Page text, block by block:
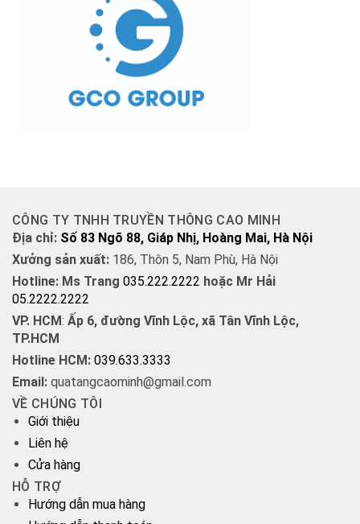
CÔNG TY TNHH TRUYỀN THÔNG CAO MINH
Địa chỉ: Số 83 Ngõ 88, Giáp Nhị, Hoàng Mai, Hà Nội
Xưởng sản xuất: 186, Thôn 5, Nam Phù, Hà Nội
Hotline: Ms Trang 035.222.2222 hoặc Mr Hải
05.2222.2222
VP. HCM: Ấp 6, đường Vĩnh Lộc, xã Tân Vĩnh Lộc,
TP.HCM
Hotline HCM: 039.633.3333
Email: quatangcaominh@gmail.com
VỀ CHÚNG TÔI
Giới thiệu
Liên hệ
Cửa hàng
HỖ TRỢ
Hướng dẫn mua hàng